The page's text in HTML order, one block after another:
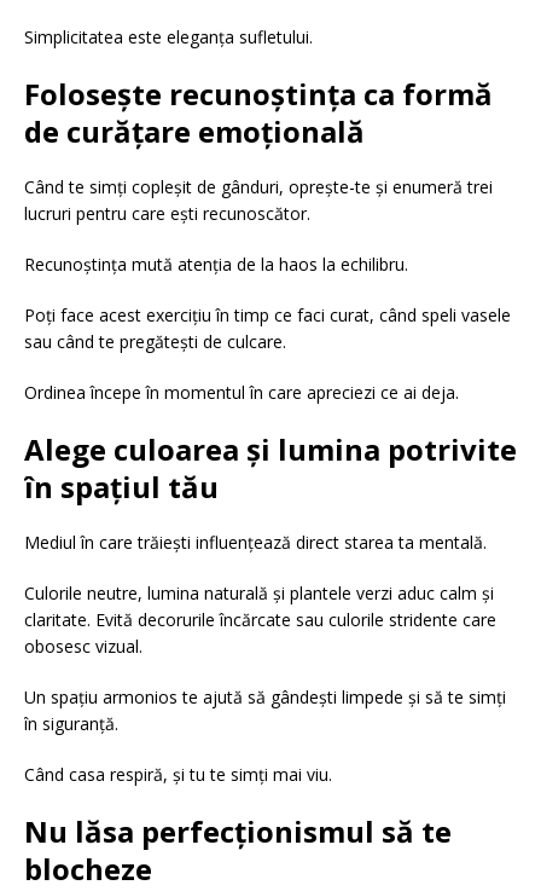
Simplicitatea este eleganța sufletului.
Folosește recunoștința ca formă
de curățare emoțională
Când te simți copleșit de gânduri, oprește-te și enumeră trei
lucruri pentru care ești recunoscător.
Recunoștința mută atenția de la haos la echilibru.
Poți face acest exercițiu în timp ce faci curat, când speli vasele
sau când te pregătești de culcare.
Ordinea începe în momentul în care apreciezi ce ai deja.
Alege culoarea și lumina potrivite
în spațiul tău
Mediul în care trăiești influențează direct starea ta mentală.
Culorile neutre, lumina naturală și plantele verzi aduc calm și
claritate. Evită decorurile încărcate sau culorile stridente care
obosesc vizual.
Un spațiu armonios te ajută să gândești limpede și să te simți
în siguranță.
Când casa respiră, și tu te simți mai viu.
Nu lăsa perfecționismul să te
blocheze